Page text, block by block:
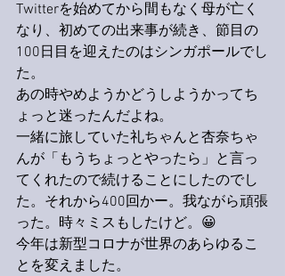
Twitterを始めてから間もなく母が亡く
なり、初めての出来事が続き、節目の
100日目を迎えたのはシンガポールでし
た。
あの時やめようかどうしようかってち
ょっと迷ったんだよね。
一緒に旅していた礼ちゃんと杏奈ちゃ
んが「もうちょっとやったら」と言っ
てくれたので続けることにしたのでし
た。それから400回かー。我ながら頑張
った。時々ミスもしたけど。 😀
今年は新型コロナが世界のあらゆるこ
とを変えました。